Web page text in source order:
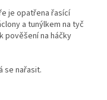
je opatřena řasící
a tunýlkem na tyč
pověšení na háčky
se nařasit.